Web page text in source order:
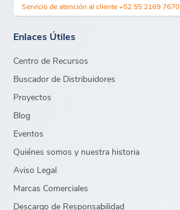
Servicio de atención al cliente +52 55 2169 7670
Enlaces Útiles
Centro de Recursos
Buscador de Distribuidores
Proyectos
Blog
Eventos
Quiénes somos y nuestra historia
Aviso Legal
Marcas Comerciales
Descargo de Responsabilidad